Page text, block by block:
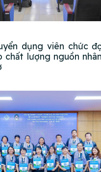
dụng viên chức
chất lượng nguồn